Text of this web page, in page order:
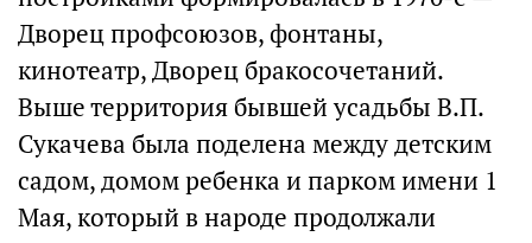
Дворец профсоюзов, фонтаны,
кинотеатр, Дворец бракосочетаний.
Выше территория бывшей усадьбы В.П.
Сукачева была поделена между детским
садом, домом ребенка и парком имени 1
Мая, который в народе продолжали